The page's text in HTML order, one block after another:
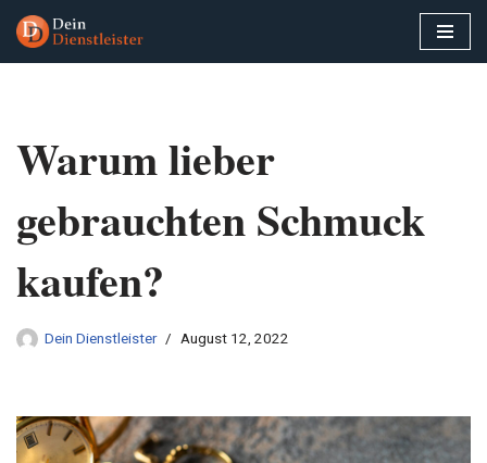
Zum
Warum lieber
gebrauchten Schmuck
kaufen?
Dein Dienstleister August 12, 2022